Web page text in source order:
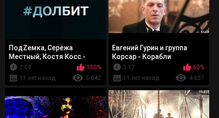
ПодZемка, Серёжа
Местный, Костя Косс -
#ДОЛБИТ
2:09
100%
11 лет назад
5 042
Евгений Гурин и группа
Корсар - Корабли
3:17
60%
11 лет назад
4 657